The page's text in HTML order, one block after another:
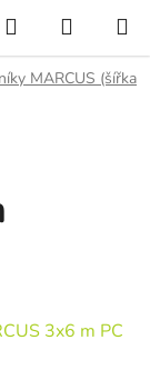
Hledat
KOŠÍK
MARCUS (šířka
3x6 m PC